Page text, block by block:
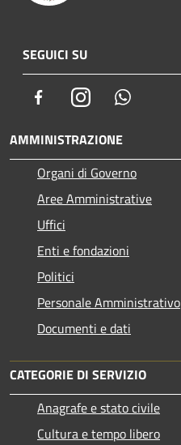
SEGUICI SU
FacebookInstagram
AMMINISTRAZIONE
Organi di Governo
Aree Amministrative
Uffici
Enti e fondazioni
Politici
Personale Amministrativo
Documenti e dati
CATEGORIE DI SERVIZIO
Anagrafe e stato civile
Cultura e tempo libero